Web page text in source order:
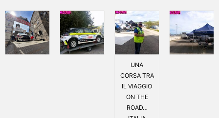
UNA
CORSA TRA
IL VIAGGIO
ON THE
ROAD…